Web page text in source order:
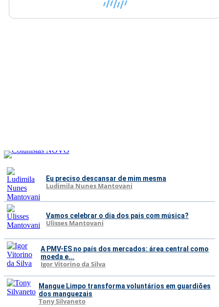
Eu preciso descansar de mim mesma
Ludimila Nunes Mantovani
Vamos celebrar o dia dos pais com música?
Ulisses Mantovani
A PMV-ES no país dos mercados: área central como
moeda e...
Igor Vitorino da Silva
Mangue Limpo transforma voluntários em guardiões
dos manguezais
Tony Silvaneto